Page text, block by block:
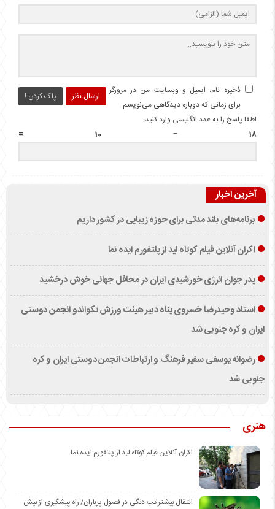
ارسال نظر پاک کردن !
ذخیره نام، ایمیل و وبسایت من در مرورگر
برای زمانی که دوباره دیدگاهی می‌نویسم.
لطفا پاسخ را به عدد انگلیسی وارد کنید:
18 − 10 =
آخرین اخبار
برنامه‌های بلند مدتی برای حوزه زیبایی در کشور داریم
اکران آنلاین فیلم کوتاه لید از پلتفورم ایده نما
پدر جوان انرژی خورشیدی ایران در محافل جهانی خوش درخشید
استاد وحیدرضا خسروی پناه دبیر هیئت ورزش تکواندو انجمن دوستی
ایران و کره جنوبی شد
رضوانه یوسفی سفیر فرهنگ و ارتباطات انجمن دوستی ایران و کره
جنوبی شد
هنری
اکران آنلاین فیلم کوتاه لید از پلتفورم ایده نما
انتقال بیشتر تب دنگی در فصول پرباران/ راه پیشگیری از نیش